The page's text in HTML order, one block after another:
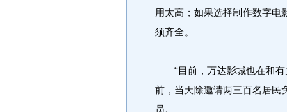
用太高；如果选择制作数字
须齐全。
“目前，万达影城也在和有
前，当天除邀请两三百名居民
员。